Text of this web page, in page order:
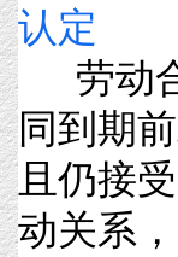
认定
劳动合
同到期
且仍接
动关系